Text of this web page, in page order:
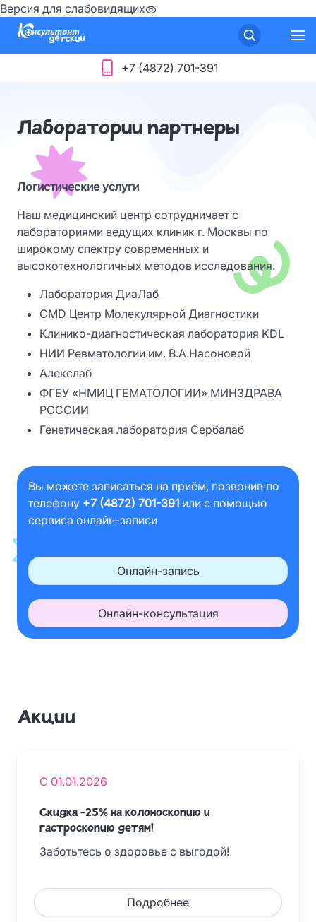
Версия для слабовидящих
+7 (4872) 701-391
Лаборатории партнеры
Логистические услуги
Наш медицинский центр сотрудничает с
лабораториями ведущих клиник г. Москвы по
широкому спектру современных и
высокотехнологичных методов исследования.
Лаборатория ДиаЛаб
CMD Центр Молекулярной Диагностики
Клинико-диагностическая лаборатория KDL
НИИ Ревматологии им. В.А.Насоновой
Алекслаб
ФГБУ «НМИЦ ГЕМАТОЛОГИИ» МИНЗДРАВА
РОССИИ
Генетическая лаборатория Сербалаб
Вы можете записаться на приём, позвонив по
телефону +7 (4872) 701-391 или с помощью
сервиса онлайн-записи
Онлайн-запись
Онлайн-консультация
Акции
С 01.01.2026
Скидка -25% на колоноскопию и
гастроскопию детям!
Заботьтесь о здоровье с выгодой!
Подробнее